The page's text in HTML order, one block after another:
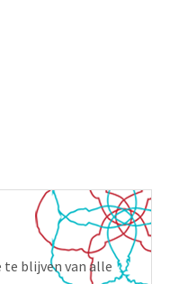
te blijven van alle